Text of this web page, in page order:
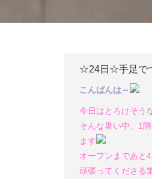
☆24日☆手足で
こんばんは～
今日はとろけそう
そんな暑い中、1
ます
オープンまであと4
頑張ってくださる